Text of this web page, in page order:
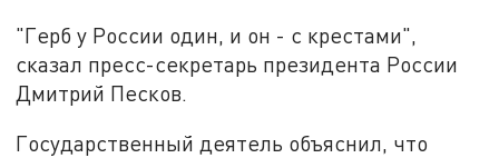
"Герб у России один, и он - с крестами",
сказал пресс-секретарь президента России
Дмитрий Песков.
Государственный деятель объяснил, что